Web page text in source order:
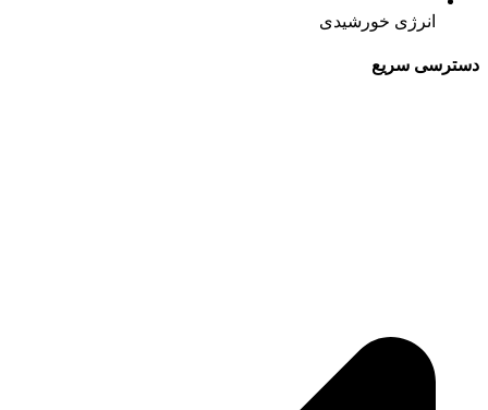
انرژی خورشیدی
دسترسی سریع